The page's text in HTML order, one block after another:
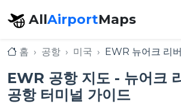
AllAirportMaps
홈 공항 미국 EWR 뉴어크 리
EWR 공항 지도 - 뉴어크
공항 터미널 가이드